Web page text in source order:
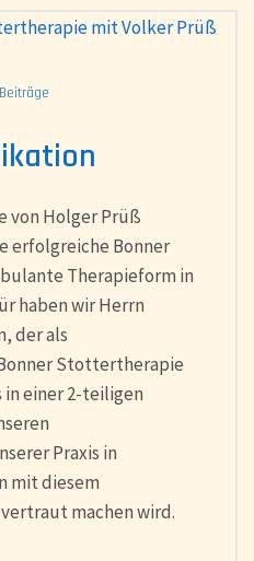
Beiträge
von Holger Prüß
erfolgreiche Bonner
Therapieform in
haben wir Herrn
der als
Stottertherapie
einer 2-teiligen
Praxis in
mit diesem
machen wird.